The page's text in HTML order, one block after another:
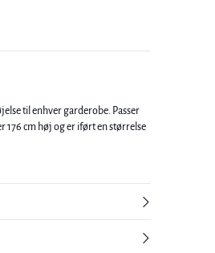
til enhver garderobe. Passer